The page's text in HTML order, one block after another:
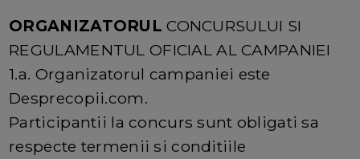
ORGANIZATORULCONCURSULUI SI
REGULAMENTUL OFICIAL AL CAMPANIEI
1.a. Organizatorul campaniei este
Desprecopii.com.
Participantii la concurs sunt obligati sa
respecte termenii si conditiile